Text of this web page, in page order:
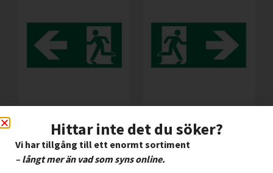
Halogenfri skylt
Utrymningsväg/dörr
vänster 300x150mm
165,00 kr
Utrymningsväg/dörr
höger 300x150mm
205,00
Hittar inte det du söker?
Vi har tillgång till ett enormt sortiment
– långt mer än vad som syns online.